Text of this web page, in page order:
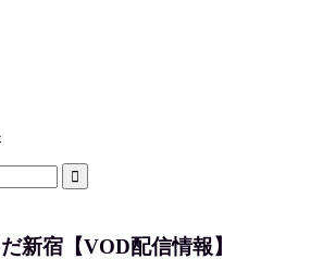
新宿【VOD配信情報】